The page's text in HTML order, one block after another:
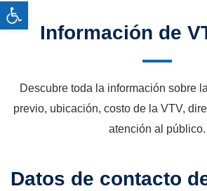
Información de
Descubre toda la información sobre la
previo, ubicación, costo de la VTV,
atención al público.
Datos de contacto
Abrir barra de herramientas